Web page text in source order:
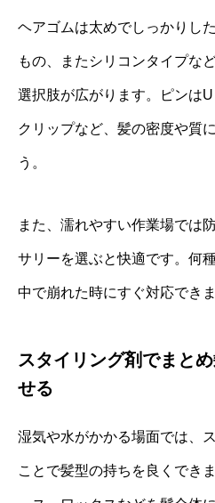
ヘアゴムは太めでしっかりし
もの、またシリコンタイプな
選択肢が広がります。ピンは
クリップなど、髪の密度や質
う。
また、濡れやすい作業場では
サリーを選ぶと快適です。何
中で崩れた時にすぐ対応できま
スタイリング剤でまと
せる
湿気や水がかかる場面では、
ことで髪型の持ちを良くでき